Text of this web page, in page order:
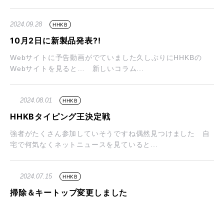
2024.09.28 HHKB
10月2日に新製品発表?!
Webサイトに予告動画がでていました久しぶりにHHKBの
Webサイトを見ると… 新しいコラム...
2024.08.01 HHKB
HHKBタイピング王決定戦
強者がたくさん参加していそうですね偶然見つけました 自
宅で何気なくネットニュースを見ていると...
2024.07.15 HHKB
掃除＆キートップ変更しました